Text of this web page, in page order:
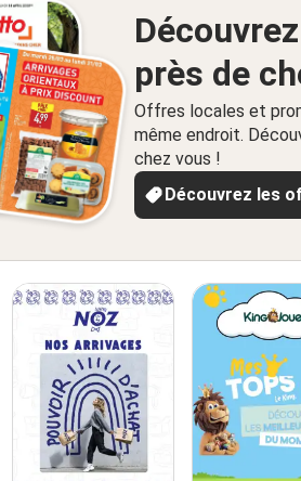
près de
Offres locales et
même endroit.
chez vous !
Découvrez les